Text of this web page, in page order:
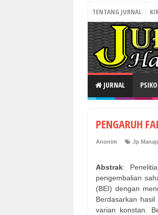
TENTANG JURNAL
JURNAL
PENGARUH
Anonim Jp
Abstrak:
pengembalian
(BEI) dengan
Berdasarkan
varian konstan.